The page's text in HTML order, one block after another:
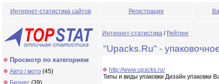
Интернет-статистика сайтов Регистрация
Просмотр по категориям
Авто / мото (45)
Бизнес (39)
Интернет-статистика / Рейтинг
"Upacks.Ru" -
http://www.upacks.ru/
Типы и виды упаковки Дизайн упаковки